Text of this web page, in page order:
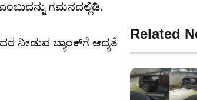
ಗಮನದಲ್ಲಿಡಿ.
ನೀಡುವ ಬ್ಯಾಂಕ್‌ಗೆ ಆದ್ಯತೆ
Related